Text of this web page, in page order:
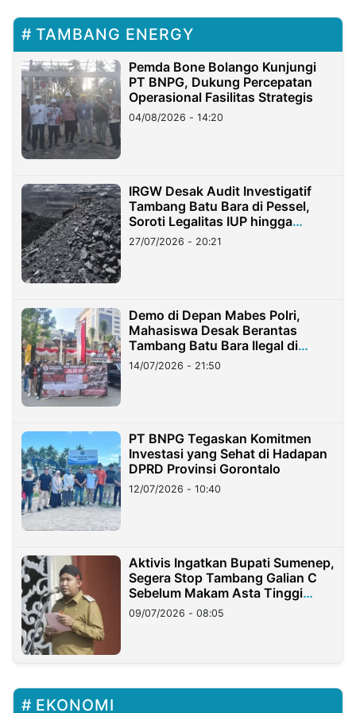
TAMBANG ENERGY
Pemda Bone Bolango Kunjungi
PT BNPG, Dukung Percepatan
Operasional Fasilitas Strategis
04/08/2026 - 14:20
IRGW Desak Audit Investigatif
Tambang Batu Bara di Pessel,
Soroti Legalitas IUP hingga
Stockpile
27/07/2026 - 20:21
Demo di Depan Mabes Polri,
Mahasiswa Desak Berantas
Tambang Batu Bara Ilegal di
Lampung
14/07/2026 - 21:50
PT BNPG Tegaskan Komitmen
Investasi yang Sehat di Hadapan
DPRD Provinsi Gorontalo
12/07/2026 - 10:40
Aktivis Ingatkan Bupati Sumenep,
Segera Stop Tambang Galian C
Sebelum Makam Asta Tinggi
Longsor
09/07/2026 - 08:05
EKONOMI